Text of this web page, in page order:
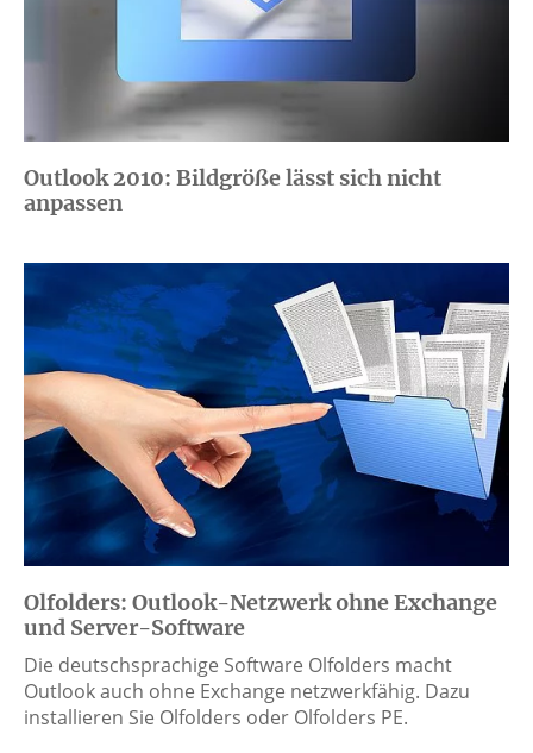
Outlook 2010: Bildgröße lässt sich nicht
anpassen
Olfolders: Outlook-Netzwerk ohne Exchange
und Server-Software
Die deutschsprachige Software Olfolders macht
Outlook auch ohne Exchange netzwerkfähig. Dazu
installieren Sie Olfolders oder Olfolders PE.